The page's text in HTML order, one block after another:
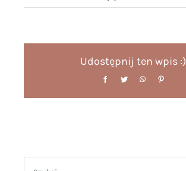
kawa
Udostępnij ten wpis :)
FacebookTwitterWhatsApp